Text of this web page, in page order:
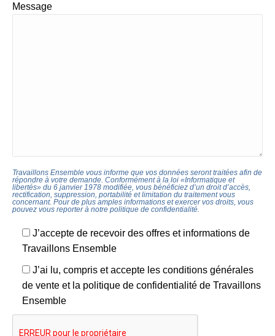
Message
Travaillons Ensemble vous informe que vos données seront traitées afin de
répondre à votre demande. Conformément à la loi «Informatique et
libertés» du 6 janvier 1978 modifiée, vous bénéficiez d’un droit d’accès,
rectification, suppression, portabilité et limitation du traitement vous
concernant. Pour de plus amples informations et exercer vos droits, vous
pouvez vous reporter à notre politique de confidentialité.
J’accepte de recevoir des offres et informations de
Travaillons Ensemble
J’ai lu, compris et accepte les conditions générales
de vente et la politique de confidentialité de Travaillons
Ensemble